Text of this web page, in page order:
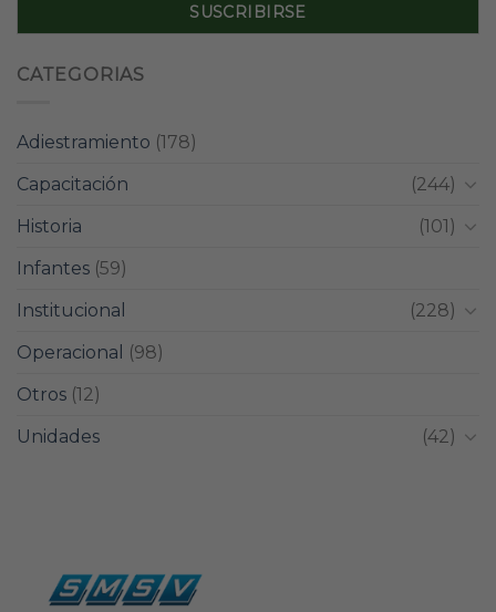
CATEGORIAS
Adiestramiento (178)
Capacitación
(244)
Historia
(101)
Infantes (59)
Institucional
(228)
Operacional
(98)
Otros (12)
Unidades
(42)